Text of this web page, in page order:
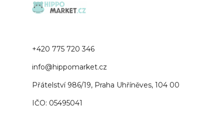
+420 775 720 346
info@hippomarket.cz
Přátelství 986/19, Praha Uhříněves, 104 00
IČO: 05495041